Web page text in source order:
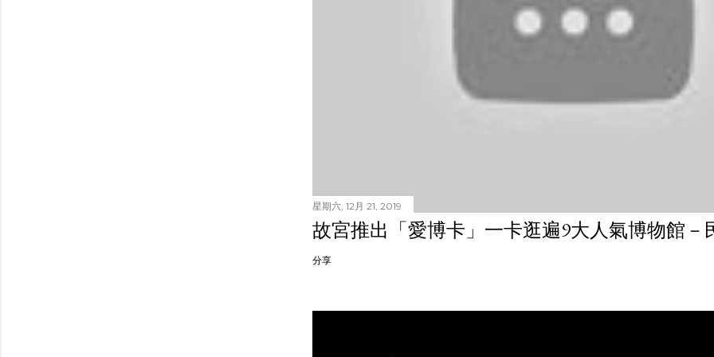
星期六, 12月 21, 2019
故宮推出「愛博卡」一卡逛遍9大人氣博物館－
分享